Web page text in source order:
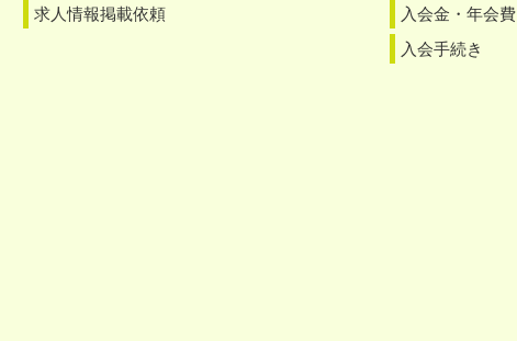
求人情報掲載依頼
入会金・年会費
入会手続き